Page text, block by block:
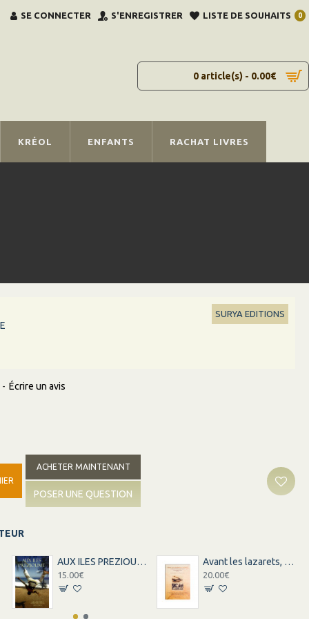
SE CONNECTER S'ENREGISTRER LISTE DE SOUHAITS 0
0 article(s) - 0.00€
KRÉOL ENFANTS RACHAT LIVRES
SURYA EDITIONS
- Écrire un avis
ACHETER MAINTENANT
POSER UNE QUESTION
AUX ILES PREZIOUME
15.00€
Avant les lazarets, le voyage
20.00€